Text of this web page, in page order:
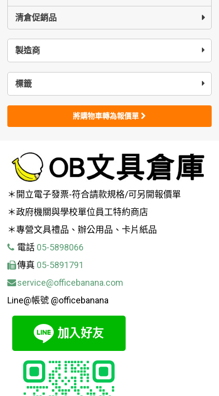
清倉促銷品
製造商
標籤
將購物車轉為報價單
＊開立電子發票-符合請款規格/可另開報價單
＊政府機關與學校單位員工特約商店
＊專營文具禮品、辦公用品、卡片紙品
電話 05-5898066
傳真 05-5891791
service@officebanana.com
Line@帳號 @officebanana